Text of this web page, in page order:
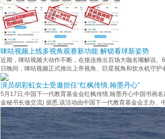
咪咕视频上线多视角观赛新功能 解锁看球新姿势
近期，咪咕视频大动作不断，在接连推出百场大咖名嘴解说
日晚间，咪咕视频正式推出上帝视角、巨星视角和饮水机守护
演员胡彩虹女士受邀担任“红枫传情,翰墨丹心”
5月17日,中国下一代教育基金会红枫传情,翰墨丹心中国书画
金秘书长做交流) 据悉,该活动由中国下一代教育基金会主办、